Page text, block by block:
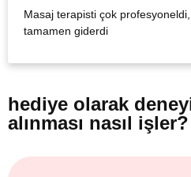
Masaj terapisti çok
tamamen giderdi
hediye olarak
alınması nasıl işler?